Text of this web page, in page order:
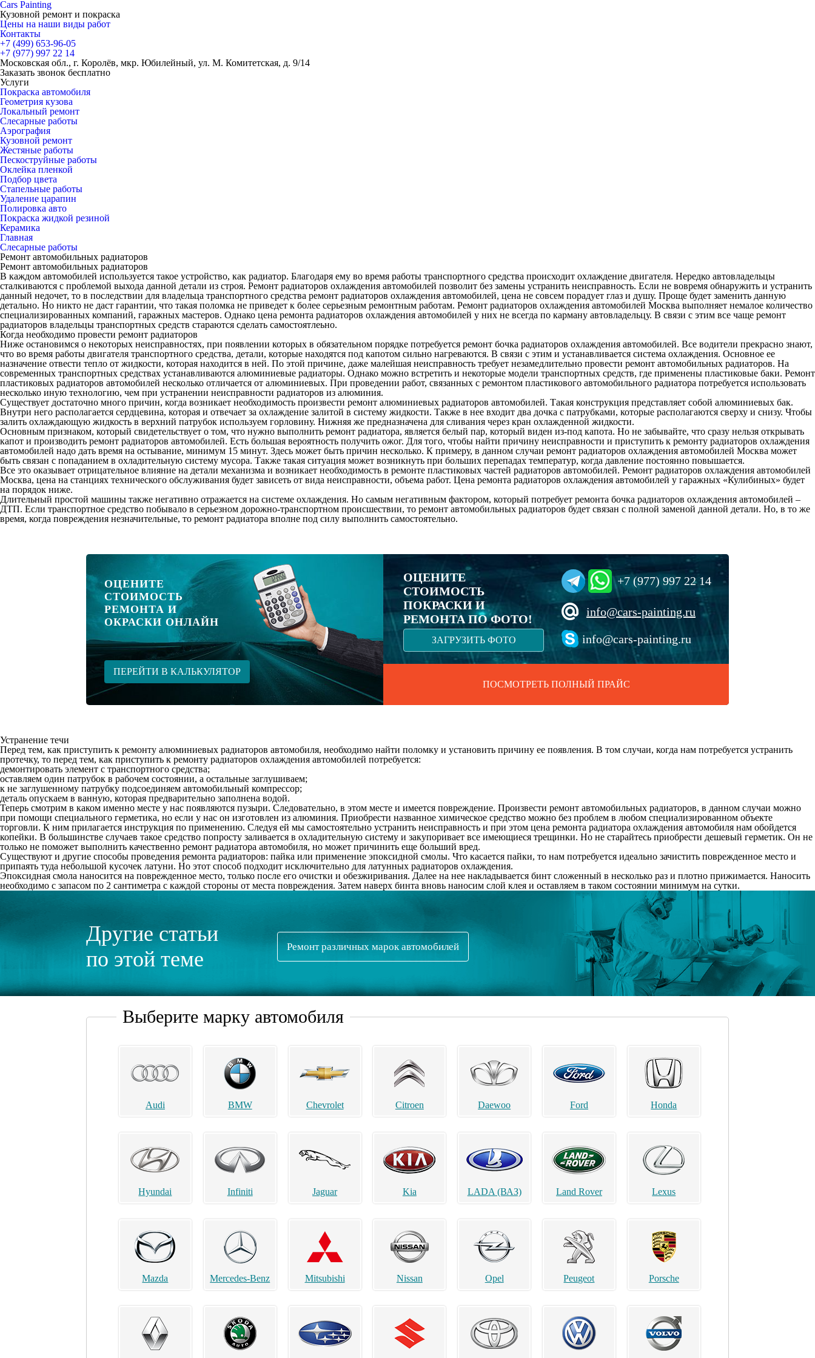
Cars Painting
Кузовной ремонт и покраска
Цены на наши виды работ
Контакты
+7 (499) 653-96-05
+7 (977) 997 22 14
Московская обл., г. Королёв, мкр. Юбилейный, ул. М. Комитетская, д. 9/14
Заказать звонок бесплатно
Услуги
Покраска автомобиля
Геометрия кузова
Локальный ремонт
Слесарные работы
Аэрография
Кузовной ремонт
Жестяные работы
Пескоструйные работы
Оклейка пленкой
Подбор цвета
Стапельные работы
Удаление царапин
Полировка авто
Покраска жидкой резиной
Керамика
Главная
Слесарные работы
Ремонт автомобильных радиаторов
Ремонт автомобильных радиаторов
В каждом автомобилей используется такое устройство, как радиатор. Благодаря ему во время работы транспортного средства происходит охлаждение двигателя. Нередко автовладельцы
сталкиваются с проблемой выхода данной детали из строя. Ремонт радиаторов охлаждения автомобилей позволит без замены устранить неисправность. Если не вовремя обнаружить и устранить
данный недочет, то в последствии для владельца транспортного средства ремонт радиаторов охлаждения автомобилей, цена не совсем порадует глаз и душу. Проще будет заменить данную
детально. Но никто не даст гарантии, что такая поломка не приведет к более серьезным ремонтным работам. Ремонт радиаторов охлаждения автомобилей Москва выполняет немалое количество
специализированных компаний, гаражных мастеров. Однако цена ремонта радиаторов охлаждения автомобилей у них не всегда по карману автовладельцу. В связи с этим все чаще ремонт
радиаторов владельцы транспортных средств стараются сделать самостоятлеьно.
Когда необходимо провести ремонт радиаторов
Ниже остановимся о некоторых неисправностях, при появлении которых в обязательном порядке потребуется ремонт бочка радиаторов охлаждения автомобилей. Все водители прекрасно знают,
что во время работы двигателя транспортного средства, детали, которые находятся под капотом сильно нагреваются. В связи с этим и устанавливается система охлаждения. Основное ее
назначение отвести тепло от жидкости, которая находится в ней. По этой причине, даже малейшая неисправность требует незамедлительно провести ремонт автомобильных радиаторов. На
современных транспортных средствах устанавливаются алюминиевые радиаторы. Однако можно встретить и некоторые модели транспортных средств, где применены пластиковые баки. Ремонт
пластиковых радиаторов автомобилей несколько отличается от алюминиевых. При проведении работ, связанных с ремонтом пластикового автомобильного радиатора потребуется использовать
несколько иную технологию, чем при устранении неисправности радиаторов из алюминия.
Существует достаточно много причин, когда возникает необходимость произвести ремонт алюминиевых радиаторов автомобилей. Такая конструкция представляет собой алюминиевых бак.
Внутри него располагается сердцевина, которая и отвечает за охлаждение залитой в систему жидкости. Также в нее входит два дочка с патрубками, которые располагаются сверху и снизу. Чтобы
залить охлаждающую жидкость в верхний патрубок используем горловину. Нижняя же предназначена для сливания через кран охлажденной жидкости.
Основным признаком, который свидетельствует о том, что нужно выполнить ремонт радиатора, является белый пар, который виден из-под капота. Но не забывайте, что сразу нельзя открывать
капот и производить ремонт радиаторов автомобилей. Есть большая вероятность получить ожог. Для того, чтобы найти причину неисправности и приступить к ремонту радиаторов охлаждения
автомобилей надо дать время на остывание, минимум 15 минут. Здесь может быть причин несколько. К примеру, в данном случаи ремонт радиаторов охлаждения автомобилей Москва может
быть связан с попаданием в охладительную систему мусора. Также такая ситуация может возникнуть при больших перепадах температур, когда давление постоянно повышается.
Все это оказывает отрицательное влияние на детали механизма и возникает необходимость в ремонте пластиковых частей радиаторов автомобилей. Ремонт радиаторов охлаждения автомобилей
Москва, цена на станциях технического обслуживания будет зависеть от вида неисправности, объема работ. Цена ремонта радиаторов охлаждения автомобилей у гаражных «Кулибиных» будет
на порядок ниже.
Длительный простой машины также негативно отражается на системе охлаждения. Но самым негативным фактором, который потребует ремонта бочка радиаторов охлаждения автомобилей –
ДТП. Если транспортное средство побывало в серьезном дорожно-транспортном происшествии, то ремонт автомобильных радиаторов будет связан с полной заменой данной детали. Но, в то же
время, когда повреждения незначительные, то ремонт радиатора вполне под силу выполнить самостоятельно.
ОЦЕНИТЕ
СТОИМОСТЬ
РЕМОНТА И
ОКРАСКИ ОНЛАЙН
ПЕРЕЙТИ В КАЛЬКУЛЯТОР
ОЦЕНИТЕ
СТОИМОСТЬ
ПОКРАСКИ И
РЕМОНТА ПО ФОТО!
ЗАГРУЗИТЬ ФОТО
+7 (977) 997 22 14
info@cars-painting.ru
info@cars-painting.ru
ПОСМОТРЕТЬ ПОЛНЫЙ ПРАЙС
Устранение течи
Перед тем, как приступить к ремонту алюминиевых радиаторов автомобиля, необходимо найти поломку и установить причину ее появления. В том случаи, когда нам потребуется устранить
протечку, то перед тем, как приступить к ремонту радиаторов охлаждения автомобилей потребуется:
демонтировать элемент с транспортного средства;
оставляем один патрубок в рабочем состоянии, а остальные заглушиваем;
к не заглушенному патрубку подсоединяем автомобильный компрессор;
деталь опускаем в ванную, которая предварительно заполнена водой.
Теперь смотрим в каком именно месте у нас появляются пузыри. Следовательно, в этом месте и имеется повреждение. Произвести ремонт автомобильных радиаторов, в данном случаи можно
при помощи специального герметика, но если у нас он изготовлен из алюминия. Приобрести названное химическое средство можно без проблем в любом специализированном объекте
торговли. К ним прилагается инструкция по применению. Следуя ей мы самостоятельно устранить неисправность и при этом цена ремонта радиатора охлаждения автомобиля нам обойдется
копейки. В большинстве случаев такое средство попросту заливается в охладительную систему и закупоривает все имеющиеся трещинки. Но не старайтесь приобрести дешевый герметик. Он не
только не поможет выполнить качественно ремонт радиатора автомобиля, но может причинить еще больший вред.
Существуют и другие способы проведения ремонта радиаторов: пайка или применение эпоксидной смолы. Что касается пайки, то нам потребуется идеально зачистить поврежденное место и
припаять туда небольшой кусочек латуни. Но этот способ подходит исключительно для латунных радиаторов охлаждения.
Эпоксидная смола наносится на поврежденное место, только после его очистки и обезжиривания. Далее на нее накладывается бинт сложенный в несколько раз и плотно прижимается. Наносить
необходимо с запасом по 2 сантиметра с каждой стороны от места повреждения. Затем наверх бинта вновь наносим слой клея и оставляем в таком состоянии минимум на сутки.
Другие статьи
по этой теме
Ремонт различных марок автомобилей
Выберите марку автомобиля
Audi BMW Chevrolet Citroen Daewoo Ford Honda
Hyundai Infiniti Jaguar Kia LADA (ВАЗ) Land Rover Lexus
Mazda Mercedes-Benz Mitsubishi Nissan Opel Peugeot Porsche